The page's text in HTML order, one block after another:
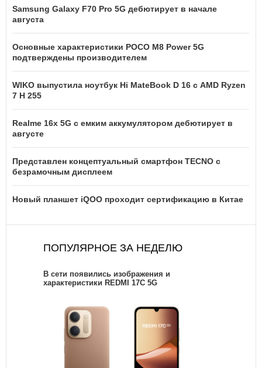
Samsung Galaxy F70 Pro 5G дебютирует в начале
августа
Основные характеристики POCO M8 Power 5G
подтверждены производителем
WIKO выпустила ноутбук Hi MateBook D 16 с AMD Ryzen
7 H 255
Realme 16x 5G с емким аккумулятором дебютирует в
августе
Представлен концептуальный смартфон TECNO с
безрамочным дисплеем
Новый планшет iQOO проходит сертификацию в Китае
ПОПУЛЯРНОЕ ЗА НЕДЕЛЮ
В сети появились изображения и
характеристики REDMI 17C 5G